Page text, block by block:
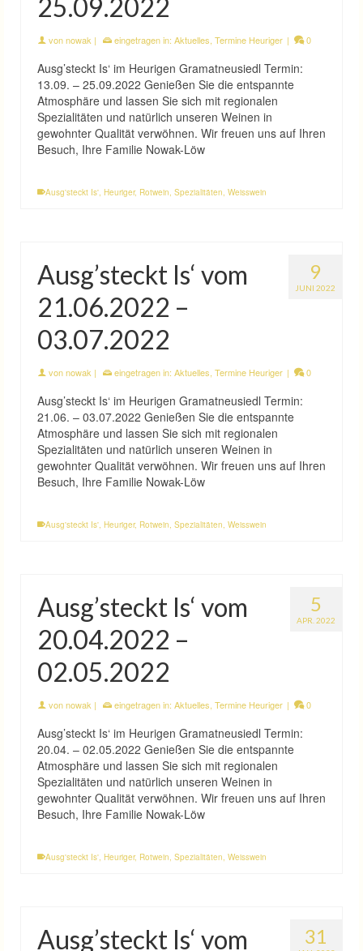
25.09.2022
vonnowak | eingetragen in: Aktuelles Termine Heuriger | 0
Ausg’steckt Is‘ im Heurigen Gramatneusiedl Termin:
13.09. – 25.09.2022 Genießen Sie die entspannte
Atmosphäre und lassen Sie sich mit regionalen
Spezialitäten und natürlich unseren Weinen in
gewohnter Qualität verwöhnen. Wir freuen uns auf Ihren
Besuch, Ihre Familie Nowak-Löw
Ausg'steckt Is', Heuriger, Rotwein, Spezialitäten, Weisswein
9
JUNI 2022
Ausg’steckt Is‘ vom
21.06.2022 –
03.07.2022
vonnowak | eingetragen in: Aktuelles Termine Heuriger | 0
Ausg’steckt Is‘ im Heurigen Gramatneusiedl Termin:
21.06. – 03.07.2022 Genießen Sie die entspannte
Atmosphäre und lassen Sie sich mit regionalen
Spezialitäten und natürlich unseren Weinen in
gewohnter Qualität verwöhnen. Wir freuen uns auf Ihren
Besuch, Ihre Familie Nowak-Löw
Ausg'steckt Is', Heuriger, Rotwein, Spezialitäten, Weisswein
5
APR. 2022
Ausg’steckt Is‘ vom
20.04.2022 –
02.05.2022
vonnowak | eingetragen in: Aktuelles Termine Heuriger | 0
Ausg’steckt Is‘ im Heurigen Gramatneusiedl Termin:
20.04. – 02.05.2022 Genießen Sie die entspannte
Atmosphäre und lassen Sie sich mit regionalen
Spezialitäten und natürlich unseren Weinen in
gewohnter Qualität verwöhnen. Wir freuen uns auf Ihren
Besuch, Ihre Familie Nowak-Löw
Ausg'steckt Is', Heuriger, Rotwein, Spezialitäten, Weisswein
31
Ausg’steckt Is‘ vom